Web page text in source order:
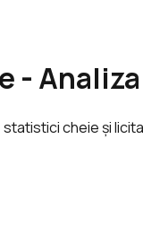
-
cheie și